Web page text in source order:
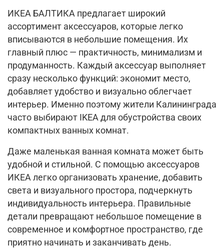
ИКЕА БАЛТИКА предлагает широкий
ассортимент аксессуаров, которые легко
вписываются в небольшие помещения. Их
главный плюс — практичность, минимализм и
продуманность. Каждый аксессуар выполняет
сразу несколько функций: экономит место,
добавляет удобство и визуально облегчает
интерьер. Именно поэтому жители Калининграда
часто выбирают IKEA для обустройства своих
компактных ванных комнат.
Даже маленькая ванная комната может быть
удобной и стильной. С помощью аксессуаров
ИКЕА легко организовать хранение, добавить
света и визуального простора, подчеркнуть
индивидуальность интерьера. Правильные
детали превращают небольшое помещение в
современное и комфортное пространство, где
приятно начинать и заканчивать день.